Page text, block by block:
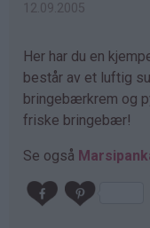
12.09.2005
Her har du en
består av et luftig
bringebærkrem og
friske bringebær!
Se også